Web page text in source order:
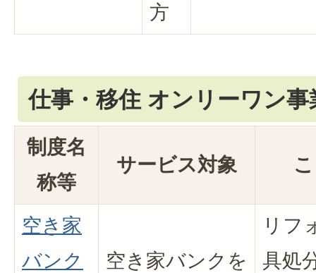
方
仕事・移住 オンリーワン事
制度名
称等
サービス対象
空き家
バンク
空き家バンクを
リフ
具処